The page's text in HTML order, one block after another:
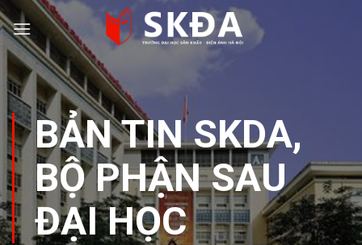
Skip
to
content
BẢN TIN SKDA,
BỘ PHẬN SAU
ĐẠI HỌC